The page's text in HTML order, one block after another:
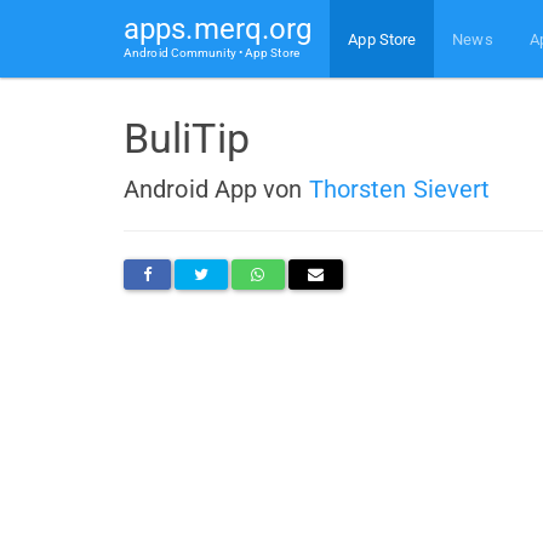
apps.merq.org
Android Community • App Store
App Store News
BuliTip
Android App von Thorsten Sievert